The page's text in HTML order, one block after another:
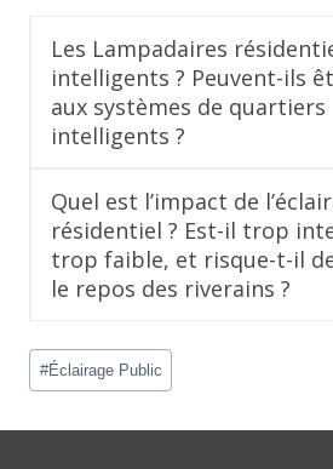
Les Lampadaires
intelligents ? Peuvent-ils
aux systèmes de quartiers
intelligents ?
Quel est l’impact de
résidentiel ? Est-il trop
trop faible, et risque-t-il
le repos des riverains ?
Post
Tags:
#Éclairage Public